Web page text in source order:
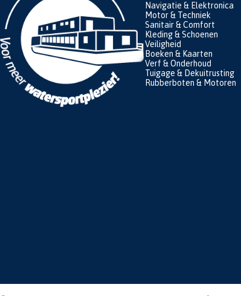
Navigatie & Elektronica
Motor & Techniek
Sanitair & Comfort
Kleding & Schoenen
Veiligheid
Boeken & Kaarten
Verf & Onderhoud
Tuigage & Dekuitrusting
Rubberboten & Motoren